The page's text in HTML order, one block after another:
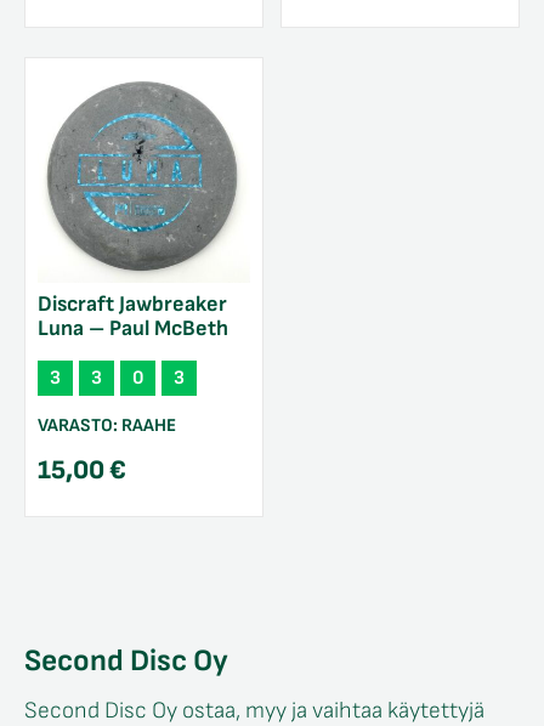
Discraft Jawbreaker
Luna – Paul McBeth
3 3 0 3
VARASTO: RAAHE
15,00€
Second Disc Oy
Second Disc Oy ostaa, myy ja vaihtaa käytettyjä